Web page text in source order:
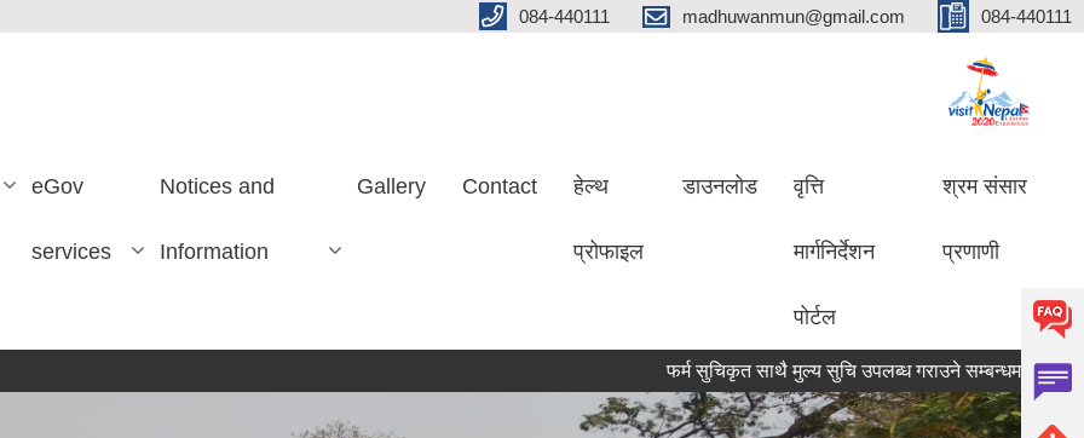
084-440111 madhuwanmun@gmail.com 084-440111
eGov
services
Notices and
Information
Gallery Contact हेल्थ
प्रोफाइल
डाउनलोड वृत्ति
मार्गनिर्देशन
पोर्टल
श्रम संसार
प्रणाणी
फर्म सुचिकृत साथै मुल्य सुचि उपलब्ध गराउने सम्बन्धमा मृगौला